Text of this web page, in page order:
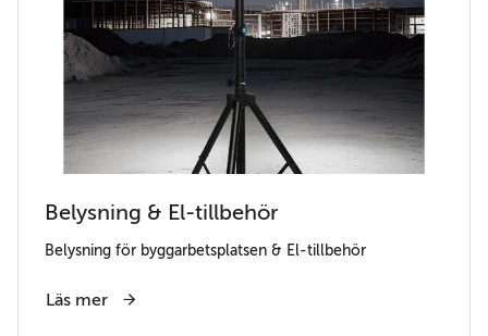
Belysning & El-tillbehör
Belysning för byggarbetsplatsen & El-tillbehör
Läs mer